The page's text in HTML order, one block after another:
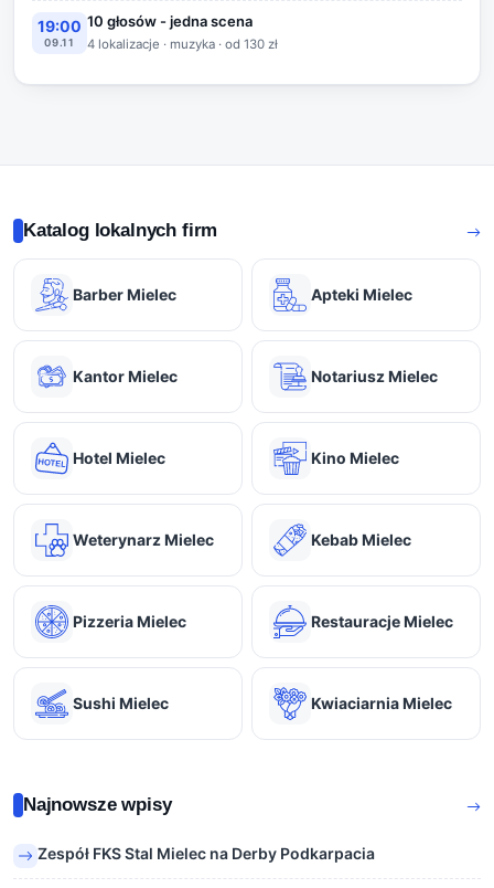
19:00
09.11
10 głosów - jedna scena
4 lokalizacje · muzyka · od 130 zł
Katalog lokalnych firm
Barber Mielec Apteki Mielec
Kantor Mielec Notariusz Mielec
Hotel Mielec Kino Mielec
Weterynarz Mielec Kebab Mielec
Pizzeria Mielec Restauracje Mielec
Sushi Mielec Kwiaciarnia Mielec
Najnowsze wpisy
Zespół FKS Stal Mielec na Derby Podkarpacia